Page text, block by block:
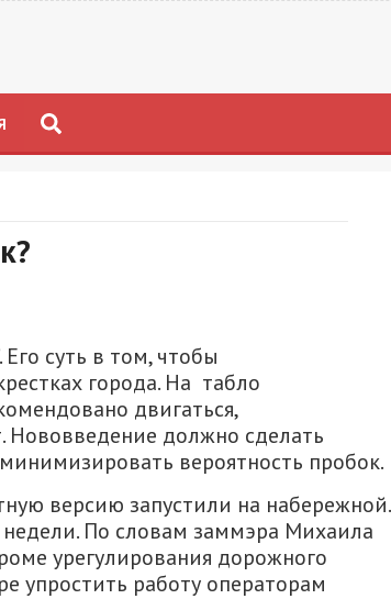
суть в том, чтобы
города. На табло
двигаться,
Нововведение должно сделать
вероятность пробок.
версию запустили на набережной.
По словам заммэра Михаила
урегулирования дорожного
упростить работу операторам